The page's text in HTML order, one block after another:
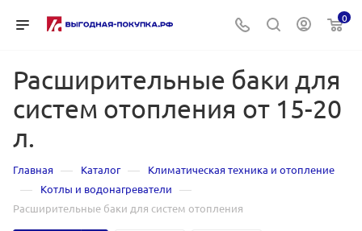
0
Расширительные баки для
систем отопления от 15-20
л.
Главная — Каталог — Климатическая техника и отопление
— Котлы и водонагреватели —
Расширительные баки для систем отопления